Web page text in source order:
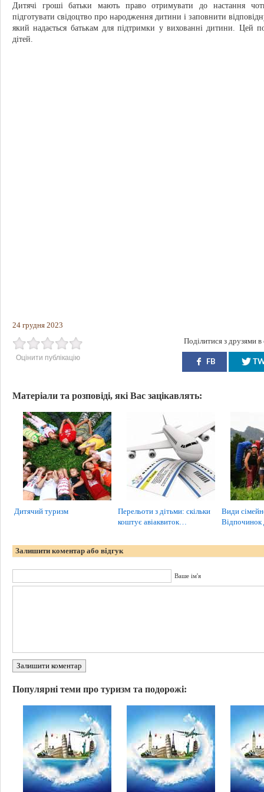
Дитячі гроші батьки мають право отримувати до настання
підготувати свідоцтво про народження дитини і заповнити
який надається батькам для підтримки у вихованні дитини. Цей
дітей.
24 грудня 2023
Оцінити публікацію
Поділитися з друзями
FB
Матеріали та розповіді, які Вас зацікавлять:
Дитячий туризм
Перельоти з дітьми: скільки
коштує авіаквиток…
Види
Залишити коментар або відгук
Ваше ім'я
Залишити коментар
Популярні теми про туризм та подорожі: